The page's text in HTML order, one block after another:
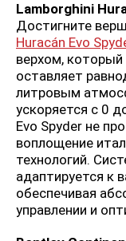
Lamborghini
Достигните
Huracán Evo
верхом, который
оставляет
литровым
ускоряется с 0
Evo Spyder не
воплощение
технологий.
адаптируется к
обеспечивая
управлении и